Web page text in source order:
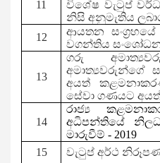
11
විශේෂ වැටුප්
නිසි අනුමැතිය
12
ආයතන සංග්‍රහයේ
වගන්තිය
13
ගරු
අමාත්‍යවරුන්ගේ
අයත්
සේවා ගණයට
14
රාජ්‍ය
අධිපන්තියේ
මාරුවීම් - 2019
15
වැටුප් අර්ථ